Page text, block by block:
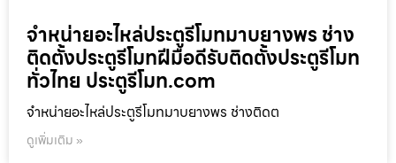
จำหน่ายอะไหล่ประตูรีโมทมาบยางพร ช่าง
ติดตั้งประตูรีโมทฝีมือดีรับติดตั้งประตูรีโมท
ทั่วไทย ประตูรีโมท.com
จำหน่ายอะไหล่ประตูรีโมทมาบยางพร ช่างติดต
ดูเพิ่มเติม »